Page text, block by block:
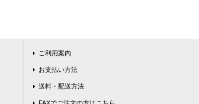
ご利用案内
お支払い方法
送料・配送方法